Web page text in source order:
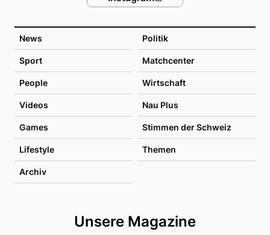
News Politik
Sport Matchcenter
People Wirtschaft
Videos Nau Plus
Games Stimmen der Schweiz
Lifestyle Themen
Archiv
Unsere Magazine